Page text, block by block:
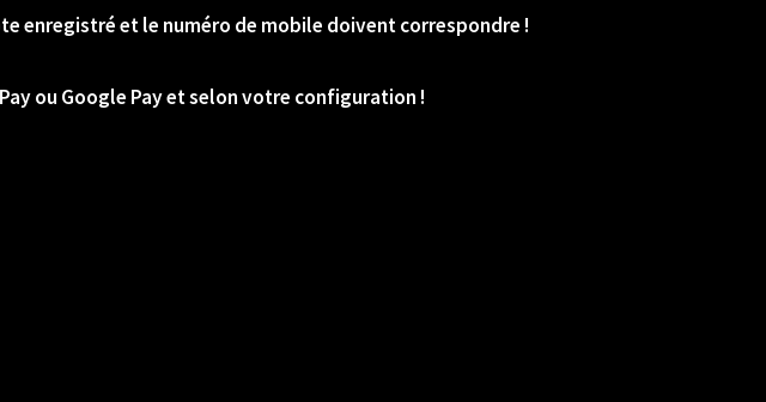
enregistré et le numéro de mobile doivent correspondre !
ou Google Pay et selon votre configuration !